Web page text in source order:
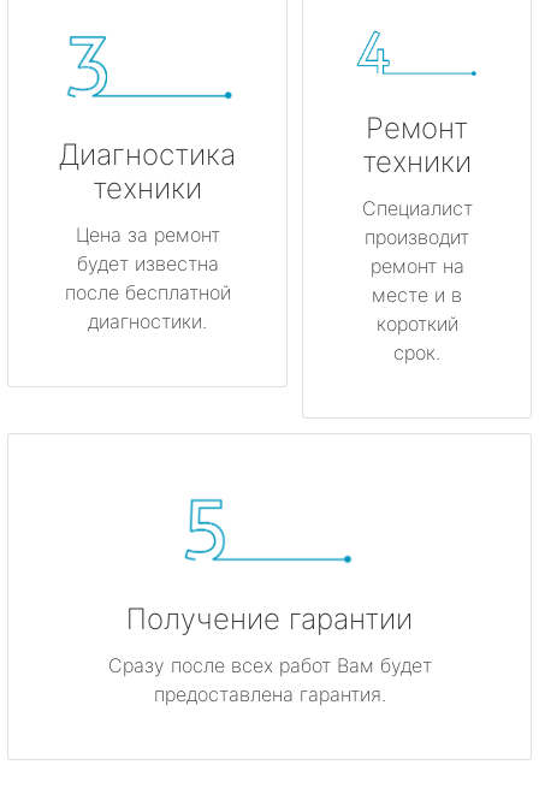
Диагностика
техники
Цена за ремонт
будет известна
после бесплатной
диагностики.
Ремонт
техники
Специалист
производит
ремонт на
месте и в
короткий
срок.
Получение гарантии
Сразу после всех работ Вам будет
предоставлена гарантия.